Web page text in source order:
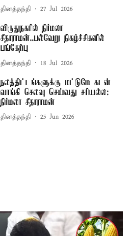
தினத்தந்தி 27 Jul 2026
விருதுநகரில் நிர்மலா
சீதாராமன்..பல்வேறு நிகழ்ச்சிகளில்
பங்கேற்பு
தினத்தந்தி 18 Jul 2026
நலத்திட்டங்களுக்கு மட்டுமே கடன்
வாங்கி செலவு செய்வது சரியல்ல:
நிர்மலா சீதாராமன்
தினத்தந்தி 25 Jun 2026